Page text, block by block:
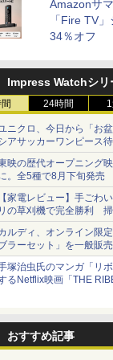
Amazonサ
「Fire TV
34％オフ
Impress Watchシリ
24時間
ニクロ、今日から「お
アサッカーワンピース
ョーツは1990円に
映の歴代オープニング
。全5種で8月下旬発売
家電レビュー】手ごわ
の草刈機で完全勝利
ルディ、オンライン限
ラーセット」を一般販
選無効分
塚治虫氏のマンガ「リ
るNetflix映画「THE
おすすめ記事